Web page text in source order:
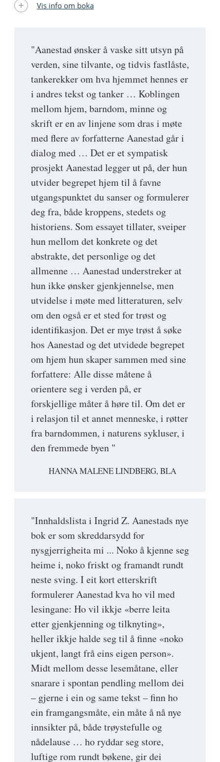
"Aanestad ønsker å vaske sitt utsyn på
verden, sine tilvante, og tidvis fastlåste,
tankerekker om hva hjemmet hennes er
i andres tekst og tanker … Koblingen
mellom hjem, barndom, minne og
skrift er en av linjene som dras i møte
med flere av forfatterne Aanestad går i
dialog med … Det er et sympatisk
prosjekt Aanestad legger ut på, der hun
utvider begrepet hjem til å favne
utgangspunktet du sanser og formulerer
deg fra, både kroppens, stedets og
historiens. Som essayet tillater, sveiper
hun mellom det konkrete og det
abstrakte, det personlige og det
allmenne … Aanestad understreker at
hun ikke ønsker gjenkjennelse, men
utvidelse i møte med litteraturen, selv
om den også er et sted for trøst og
identifikasjon. Det er mye trøst å søke
hos Aanestad og det utvidede begrepet
om hjem hun skaper sammen med sine
forfattere: Alle disse måtene å
orientere seg i verden på, er
forskjellige måter å høre til. Om det er
i relasjon til et annet menneske, i røtter
fra barndommen, i naturens sykluser, i
den fremmede byen "
HANNA MALENE LINDBERG, BLA
"Innhaldslista i Ingrid Z. Aanestads nye
bok er som skreddarsydd for
nysgjerrigheita mi ... Noko å kjenne seg
heime i, noko friskt og framandt rundt
neste sving. I eit kort etterskrift
formulerer Aanestad kva ho vil med
lesingane: Ho vil ikkje «berre leita
etter gjenkjenning og tilknyting»,
heller ikkje halde seg til å finne «noko
ukjent, langt frå eins eigen person».
Midt mellom desse lesemåtane, eller
snarare i spontan pendling mellom dei
– gjerne i ein og same tekst – finn ho
ein framgangsmåte, ein måte å nå nye
innsikter på, både trøystefulle og
nådelause … ho ryddar seg store,
luftige rom rundt bøkene, gir dei
Vis info om boka